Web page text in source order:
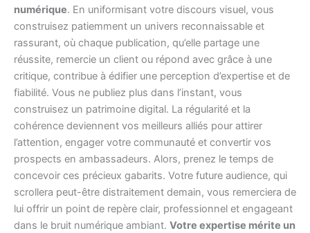
numérique. En uniformisant votre discours visuel, vous
construisez patiemment un univers reconnaissable et
rassurant, où chaque publication, qu’elle partage une
réussite, remercie un client ou répond avec grâce à une
critique, contribue à édifier une perception d’expertise et de
fiabilité. Vous ne publiez plus dans l’instant, vous
construisez un patrimoine digital. La régularité et la
cohérence deviennent vos meilleurs alliés pour attirer
l’attention, engager votre communauté et convertir vos
prospects en ambassadeurs. Alors, prenez le temps de
concevoir ces précieux gabarits. Votre future audience, qui
scrollera peut-être distraitement demain, vous remerciera de
lui offrir un point de repère clair, professionnel et engageant
dans le bruit numérique ambiant. Votre expertise mérite un